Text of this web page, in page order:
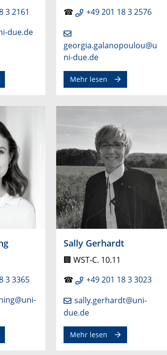
3 2161
due.de
☎
+49 201 18 3 2576
georgia.galanopoulou@u
ni-due.de
Mehr lesen
3 3365
Sally Gerhardt
🏢 WST-C. 10.11
☎
+49 201 18 3 3023
sally.gerhardt@uni-
due.de
Mehr lesen